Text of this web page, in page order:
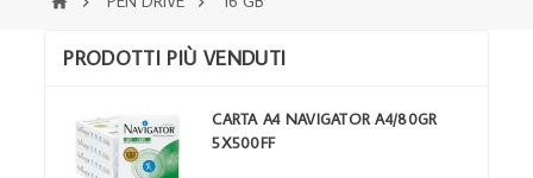
PRODOTTI PIÙ VENDUTI
CARTA A4 NAVIGATOR A4/80GR
5X500FF